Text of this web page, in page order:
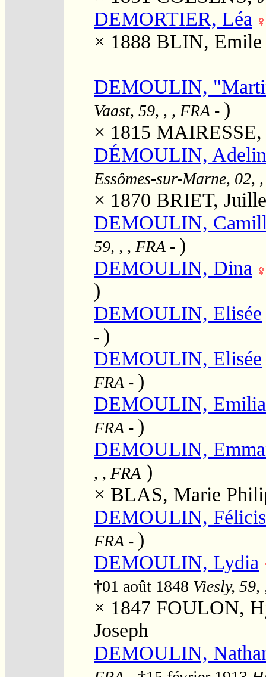
DEMORTIER, Léa
× 1888 BLIN, Emile
DEMOULIN,
Vaast, 59, , , FRA - )
× 1815 MAIRESSE,
DÉMOULIN,
Essômes-sur-Marne, 02,
× 1870 BRIET,
DEMOULIN,
59, , , FRA - )
DEMOULIN, Dina
)
DEMOULIN, Elisée
- )
DEMOULIN, Elisée
FRA - )
DEMOULIN, Emilia
FRA - )
DEMOULIN,
, , FRA )
× BLAS, Marie
DEMOULIN,
FRA - )
DEMOULIN, Lydia
†01 août 1848 Viesly, 59,
× 1847 FOULON,
Joseph
DEMOULIN,